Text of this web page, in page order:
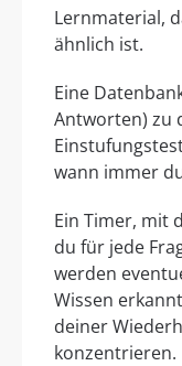
Lernmaterial,
ähnlich ist.
Eine
Antworten) zu
wann immer
Ein Timer, mit
du für jede
werden
Wissen
deiner
konzentrieren.